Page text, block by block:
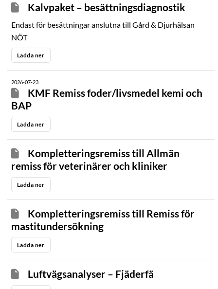
Kalvpaket – besättningsdiagnostik
Endast för besättningar anslutna till Gård & Djurhälsan
NÖT
Ladda ner
2026-07-23
KMF Remiss foder/livsmedel kemi och
BAP
Ladda ner
Kompletteringsremiss till Allmän
remiss för veterinärer och kliniker
Ladda ner
Kompletteringsremiss till Remiss för
mastitundersökning
Ladda ner
Luftvägsanalyser – Fjäderfä